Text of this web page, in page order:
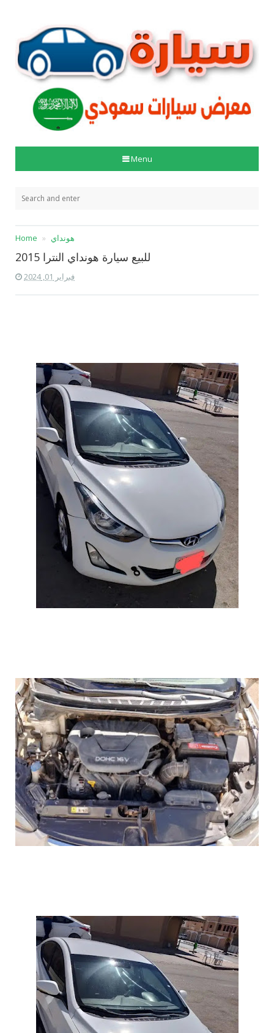
Menu
Home هونداي
للبيع سيارة هونداي النترا 2015
فبراير 01, 2024